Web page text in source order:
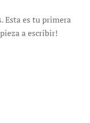
Esta es tu primera
a escribir!